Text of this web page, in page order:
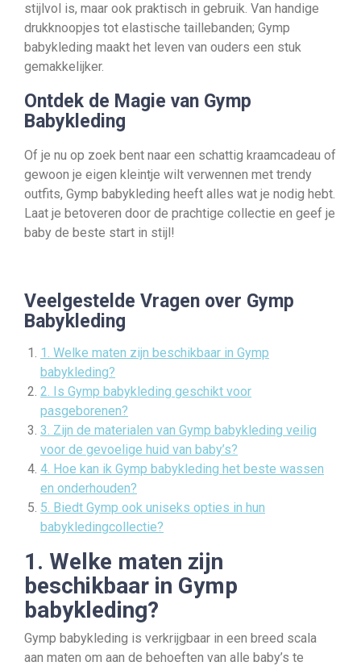
stijlvol is, maar ook praktisch in gebruik. Van handige
drukknoopjes tot elastische taillebanden; Gymp
babykleding maakt het leven van ouders een stuk
gemakkelijker.
Ontdek de Magie van Gymp
Babykleding
Of je nu op zoek bent naar een schattig kraamcadeau of
gewoon je eigen kleintje wilt verwennen met trendy
outfits, Gymp babykleding heeft alles wat je nodig hebt.
Laat je betoveren door de prachtige collectie en geef je
baby de beste start in stijl!
Veelgestelde Vragen over Gymp
Babykleding
1. Welke maten zijn beschikbaar in Gymp
babykleding?
2. Is Gymp babykleding geschikt voor
pasgeborenen?
3. Zijn de materialen van Gymp babykleding veilig
voor de gevoelige huid van baby’s?
4. Hoe kan ik Gymp babykleding het beste wassen
en onderhouden?
5. Biedt Gymp ook uniseks opties in hun
babykledingcollectie?
1. Welke maten zijn
beschikbaar in Gymp
babykleding?
Gymp babykleding is verkrijgbaar in een breed scala
aan maten om aan de behoeften van alle baby’s te